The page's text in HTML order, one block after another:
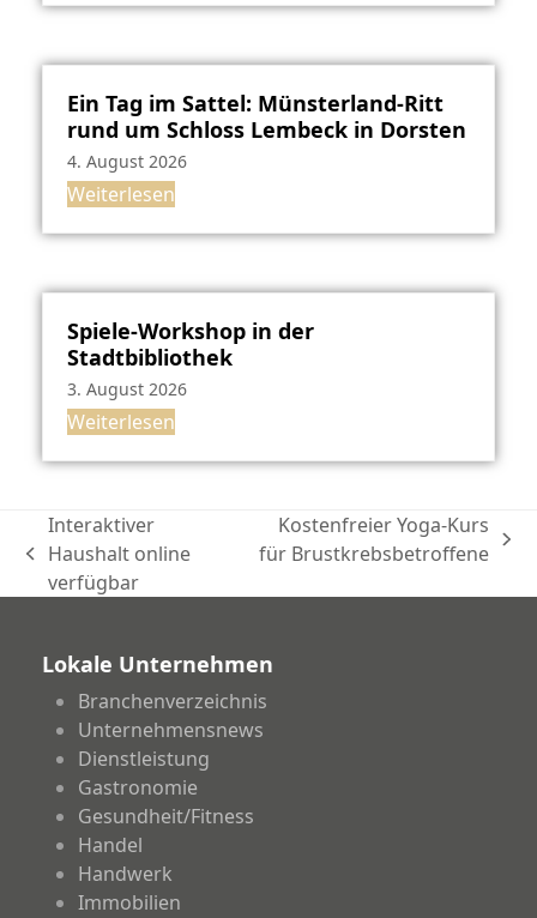
Ein Tag im Sattel: Münsterland-Ritt
rund um Schloss Lembeck in Dorsten
4. August 2026
Weiterlesen
Spiele-Workshop in der
Stadtbibliothek
3. August 2026
Weiterlesen
vorheriger
Beitrag:
Interaktiver
Haushalt online
verfügbar
Nächster
Kostenfreier Yoga-Kurs
für Brustkrebsbetroffene
Lokale Unternehmen
Branchenverzeichnis
Unternehmensnews
Dienstleistung
Gastronomie
Gesundheit/Fitness
Handel
Handwerk
Immobilien